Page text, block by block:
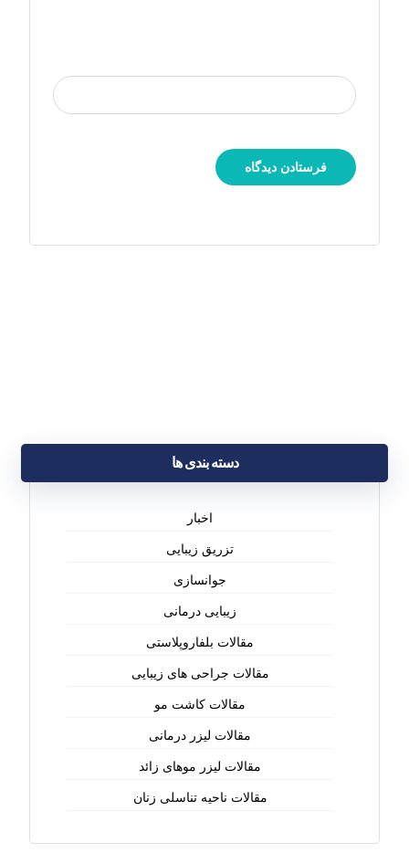
دسته بندی ها
اخبار
تزریق زیبایی
جوانسازی
زیبایی درمانی
مقالات بلفاروپلاستی
مقالات جراحی های زیبایی
مقالات کاشت مو
مقالات لیزر درمانی
مقالات لیزر موهای زائد
مقالات ناحیه تناسلی زنان